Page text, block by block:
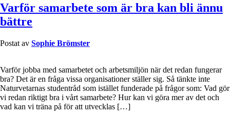
Varför samarbete som är bra kan bli ännu
bättre
Postat av Sophie Brömster
Varför jobba med samarbetet och arbetsmiljön när det redan fungerar
bra? Det är en fråga vissa organisationer ställer sig. Så tänkte inte
Naturvetarnas studentråd som istället funderade på frågor som: Vad gör
vi redan riktigt bra i vårt samarbete? Hur kan vi göra mer av det och
vad kan vi träna på för att utvecklas […]